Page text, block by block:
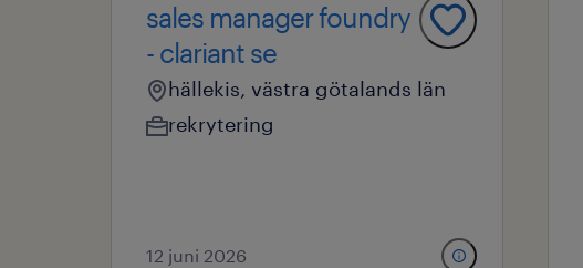
sales manager foundry
- clariant se
hällekis, västra götalands län
rekrytering
12 juni 2026